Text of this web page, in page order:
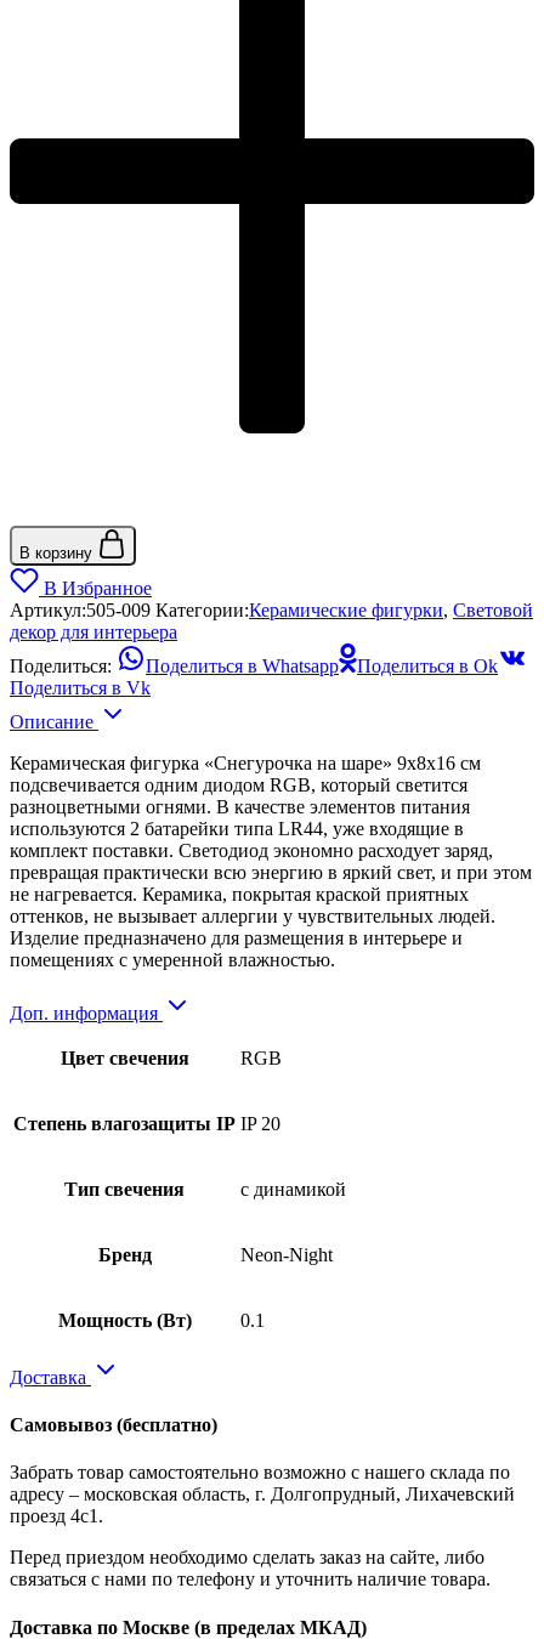
В корзину
В Избранное
Артикул:505-009 Категории:Керамические фигурки, Световой
декор для интерьера
Поделиться:
Поделиться в Whatsapp
Поделиться в Ok
Поделиться в Vk
Описание
Керамическая фигурка «Снегурочка на шаре» 9х8х16 см
подсвечивается одним диодом RGB, который светится
разноцветными огнями. В качестве элементов питания
используются 2 батарейки типа LR44, уже входящие в
комплект поставки. Светодиод экономно расходует заряд,
превращая практически всю энергию в яркий свет, и при этом
не нагревается. Керамика, покрытая краской приятных
оттенков, не вызывает аллергии у чувствительных людей.
Изделие предназначено для размещения в интерьере и
помещениях с умеренной влажностью.
Доп. информация
Цвет свечения RGB
Степень влагозащиты IP IP 20
Тип свечения с динамикой
Бренд Neon-Night
Мощность (Вт) 0.1
Доставка
Самовывоз (бесплатно)
Забрать товар самостоятельно возможно с нашего склада по
адресу – московская область, г. Долгопрудный, Лихачевский
проезд 4с1.
Перед приездом необходимо сделать заказ на сайте, либо
связаться с нами по телефону и уточнить наличие товара.
Доставка по Москве (в пределах МКАД)